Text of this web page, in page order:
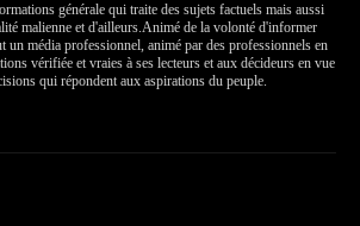
générale qui traite des sujets factuels mais aussi
malienne et d'ailleurs.Animé de la volonté d'informer
un média professionnel, animé par des professionnels en
vérifiée et vraies à ses lecteurs et aux décideurs en vue
qui répondent aux aspirations du peuple.